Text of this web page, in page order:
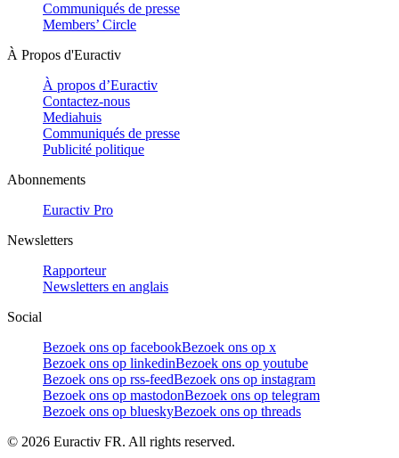
Communiqués de presse
Members’ Circle
À Propos d'Euractiv
À propos d’Euractiv
Contactez-nous
Mediahuis
Communiqués de presse
Publicité politique
Abonnements
Euractiv Pro
Newsletters
Rapporteur
Newsletters en anglais
Social
Bezoek ons op facebookBezoek ons op x
Bezoek ons op linkedinBezoek ons op youtube
Bezoek ons op rss-feedBezoek ons op instagram
Bezoek ons op mastodonBezoek ons op telegram
Bezoek ons op blueskyBezoek ons op threads
© 2026 Euractiv FR. All rights reserved.